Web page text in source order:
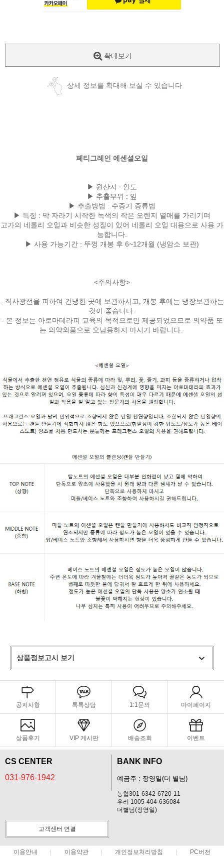
확대보기
상세 정보를 확대해 보실 수 있습니다
페티그레인 에센셜오일
▶ 원산지 : 인도
▶ 추출부위 : 잎
▶ 추출방법 : 수증기 증류법
▶ 특징 : 막 자라기 시작한 녹색의 작은 오렌지 열매를 가리기며
고가의 네롤리 오일과 비슷한 성질이 있어 네롤리 오일 대용으로 사용 가
능합니다.
▶ 사용 가능기간 : 뚜껑 개봉 후 6~12개월 (냉암소 보관)
<주의사항>
- 직사광선을 피하여 건냉한 곳에 보관하시고, 개봉 후에는 냉장보관하는
것이 좋습니다.
- 본 정보는 아로마테라피 교육의 목적으로만 제공되었으므로 의약품 또
는 의약외품으로 오남용하지 마시기 바랍니다.
상품정보고시 보기
공지사항 톡톡상담 1:1문의 마이페이지
상품후기 VIP 게시판 배송조회 이벤트
CS CENTER
031-976-1942
BANK INFO
예금주 : 장영일(더 별님)
농협301-6342-6720-11
우리 1005-404-636084
더별님(장영일)
고객센터 연결
이용안내 이용약관 개인정보처리방침 PC버전